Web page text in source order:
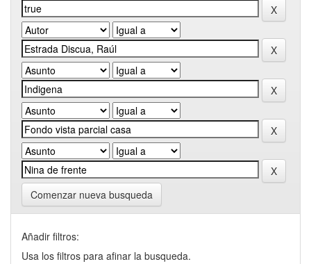
Comenzar nueva busqueda
Añadir filtros:
Usa los filtros para afinar la busqueda.